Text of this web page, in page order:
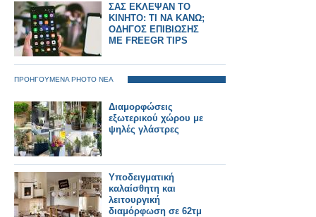
ΣΑΣ ΕΚΛΕΨΑΝ ΤΟ
ΚΙΝΗΤΟ: ΤΙ ΝΑ ΚΑΝΩ;
ΟΔΗΓΟΣ ΕΠΙΒΙΩΣΗΣ
ΜΕ FREEGR TIPS
ΠΡΟΗΓΟΥΜΕΝΑ PHOTO ΝΕΑ
Διαμορφώσεις
εξωτερικού χώρου με
ψηλές γλάστρες
Υποδειγματική
καλαίσθητη και
λειτουργική
διαμόρφωση σε 62τμ